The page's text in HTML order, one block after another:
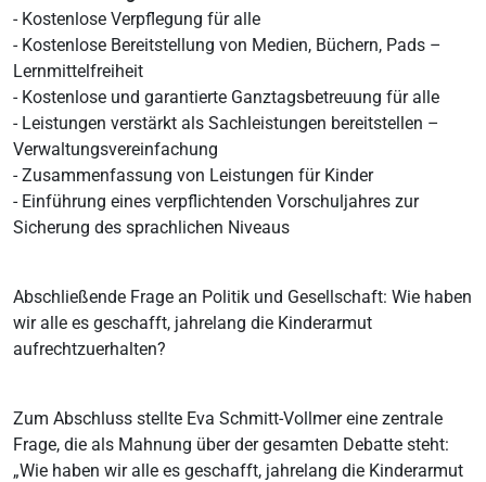
- Kostenlose Verpflegung für alle
- Kostenlose Bereitstellung von Medien, Büchern, Pads –
Lernmittelfreiheit
- Kostenlose und garantierte Ganztagsbetreuung für alle
- Leistungen verstärkt als Sachleistungen bereitstellen –
Verwaltungsvereinfachung
- Zusammenfassung von Leistungen für Kinder
- Einführung eines verpflichtenden Vorschuljahres zur
Sicherung des sprachlichen Niveaus
Abschließende Frage an Politik und Gesellschaft: Wie haben
wir alle es geschafft, jahrelang die Kinderarmut
aufrechtzuerhalten?
Zum Abschluss stellte Eva Schmitt-Vollmer eine zentrale
Frage, die als Mahnung über der gesamten Debatte steht:
„Wie haben wir alle es geschafft, jahrelang die Kinderarmut